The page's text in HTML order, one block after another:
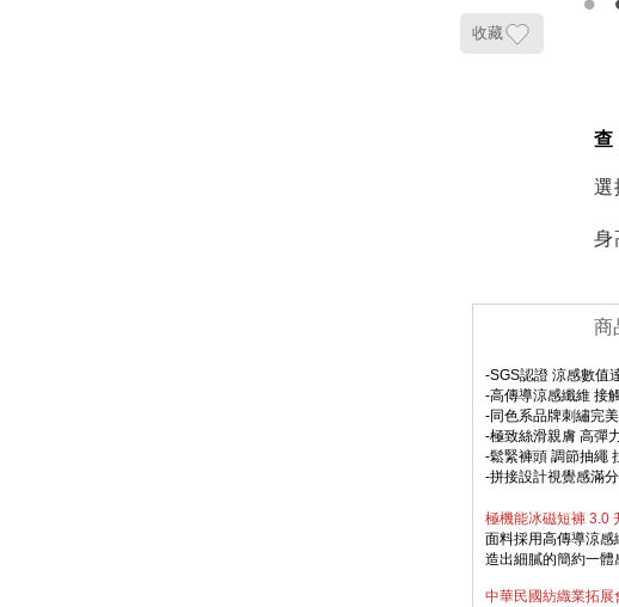
收藏
選
身
商
-SGS認證 涼感數值
-高傳導涼感纖維 接
-同色系品牌刺繡完
-極致絲滑親膚 高彈
-鬆緊褲頭 調節抽繩
-拼接設計視覺感滿
極機能冰磁短褲 3.0
面料採用高傳導涼
造出細膩的簡約一體
中華民國紡織業拓展